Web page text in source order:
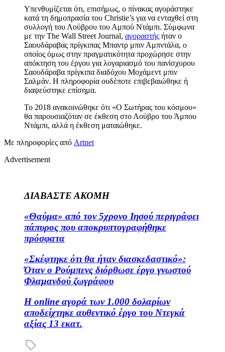
Υπενθυμίζεται ότι, επισήμως, ο πίνακας αγοράστηκε
κατά τη δημοπρασία του Christie’s για να ενταχθεί στη
συλλογή του Λούβρου του Αμπού Ντάμπι. Σύμφωνα
με την The Wall Street Journal, αγοραστής ήταν ο
Σαουδάραβας πρίγκιπας Μπαντρ μπιν Αμπντάλα, ο
οποίος όμως στην πραγματικότητα προχώρησε στην
απόκτηση του έργου για λογαριασμό του πανίσχυρου
Σαουδάραβα πρίγκιπα διαδόχου Μοχάμεντ μπιν
Σαλμάν. Η πληροφορία ουδέποτε επιβεβαιώθηκε ή
διαψεύστηκε επίσημα.
Το 2018 ανακοινώθηκε ότι «Ο Σωτήρας του κόσμου»
θα παρουσιαζόταν σε έκθεση στο Λούβρο του Άμπου
Ντάμπι, αλλά η έκθεση ματαιώθηκε.
Με πληροφορίες από Artnet
Advertisement
ΔΙΑΒΑΣΤΕ ΑΚΟΜΗ
«Θαύμα» από τον 5χρονο Ιησού περιγράφει
πάπυρος που αποκρυπτογραφήθηκε
πρόσφατα
«Σκέφτηκε ότι θα ήταν διασκεδαστικό»:
Όταν ο Ρούμπενς διόρθωσε έργο γνωστού
Φλαμανδού ζωγράφου
Η online αγορά των 1.000 δολαρίων
αποδείχτηκε αυθεντικό έργο του Ντεγκά
αξίας 13 εκατ.